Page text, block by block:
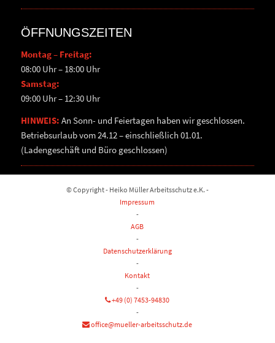
ÖFFNUNGSZEITEN
Montag – Freitag:
08:00 Uhr – 18:00 Uhr
Samstag:
09:00 Uhr – 12:30 Uhr
HINWEIS: An Sonn- und Feiertagen haben wir geschlossen.
Betriebsurlaub vom 24.12 – einschließlich 01.01.
(Ladengeschäft und Büro geschlossen)
© Copyright - Heiko Müller Arbeitsschutz e.K. -
Impressum
-
AGB
-
Datenschutzerklärung
-
Kontakt
-
+49 (0) 7453-94830
-
office@mueller-arbeitsschutz.de